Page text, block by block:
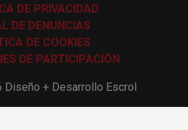
DE PRIVACIDAD
DE DENUNCIAS
DE COOKIES
DE PARTICIPACIÓN
Diseño + Desarrollo Escrol